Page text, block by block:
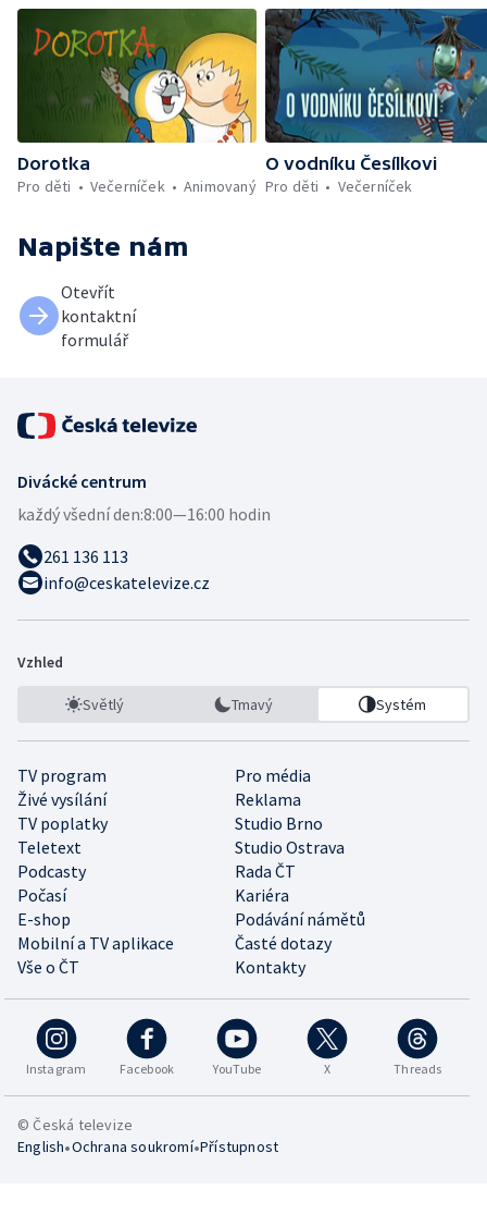
Dorotka
Pro děti
Večerníček Animovaný
O vodníku Česílkovi
Pro děti
Večerníček
Napište nám
Otevřít
kontaktní
formulář
Divácké centrum
každý všední den:8:00—16:00 hodin
261 136 113
info@ceskatelevize.cz
Vzhled
Světlý Tmavý Systém
TV program
Pro média
Živé vysílání
Reklama
TV poplatky
Studio Brno
Teletext
Studio Ostrava
Podcasty
Rada ČT
Počasí
Kariéra
E-shop
Podávání námětů
Mobilní a TV aplikace
Časté dotazy
Vše o ČT
Kontakty
Instagram Facebook YouTube X Threads
© Česká televize
English•Ochrana soukromí•Přístupnost